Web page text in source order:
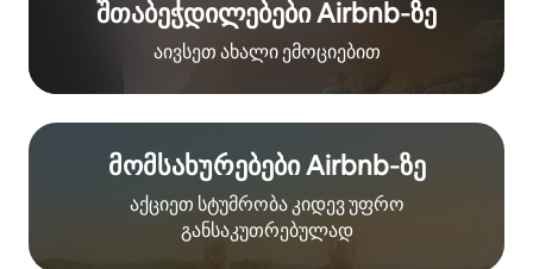
შთაბეჭდილებები Airbnb‑ზე
აივსეთ ახალი ემოციებით
მომსახურებები Airbnb‑ზე
აქციეთ სტუმრობა კიდევ უფრო
განსაკუთრებულად